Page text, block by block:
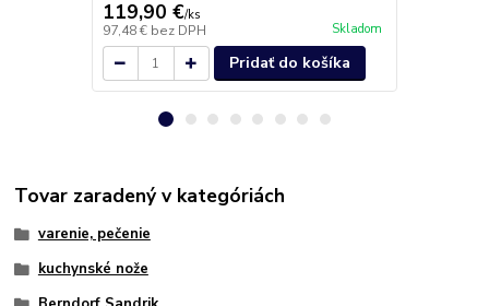
119,90 €/ks
97,48 € bez DPH Skladom
Pridať do košíka
Tovar zaradený v kategóriách
varenie, pečenie
kuchynské nože